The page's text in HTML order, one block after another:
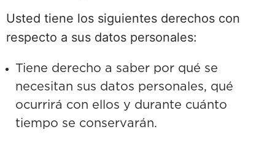
Usted tiene los siguientes derechos con
respecto a sus datos personales:
Tiene derecho a saber por qué se
necesitan sus datos personales, qué
ocurrirá con ellos y durante cuánto
tiempo se conservarán.